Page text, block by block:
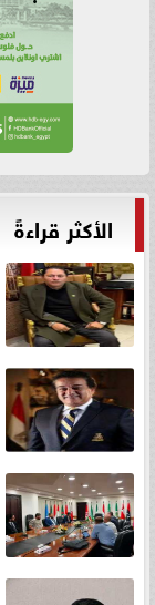
الأكثر قراءةً